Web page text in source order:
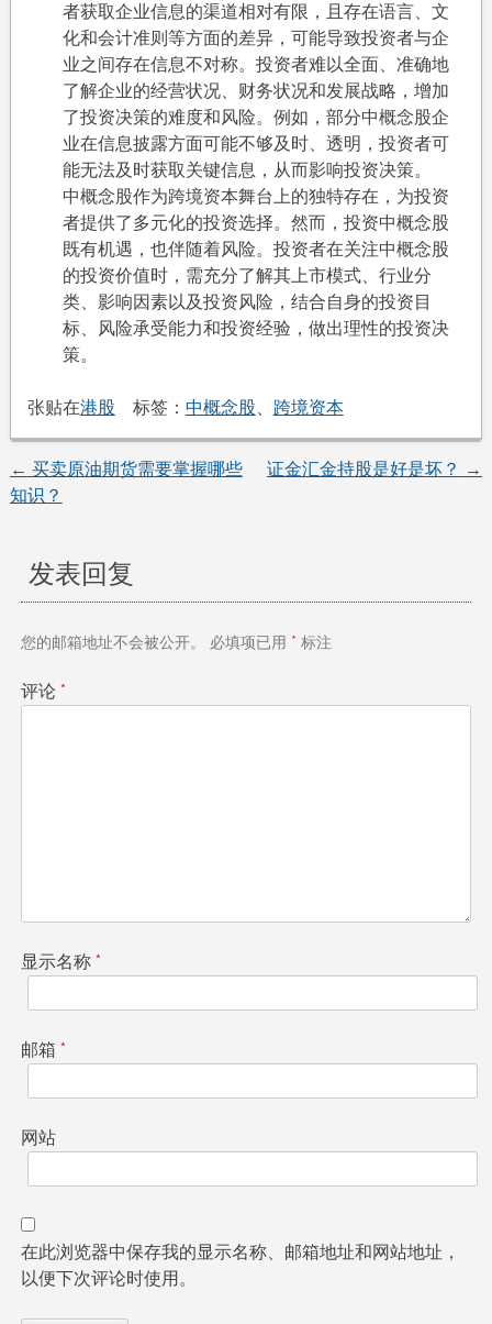
者获取企业信息的渠道相对有限，且存在语言、文
化和会计准则等方面的差异，可能导致投资者与企
业之间存在信息不对称。投资者难以全面、准确地
了解企业的经营状况、财务状况和发展战略，增加
了投资决策的难度和风险。例如，部分中概念股企
业在信息披露方面可能不够及时、透明，投资者可
能无法及时获取关键信息，从而影响投资决策。
中概念股作为跨境资本舞台上的独特存在，为投资
者提供了多元化的投资选择。然而，投资中概念股
既有机遇，也伴随着风险。投资者在关注中概念股
的投资价值时，需充分了解其上市模式、行业分
类、影响因素以及投资风险，结合自身的投资目
标、风险承受能力和投资经验，做出理性的投资决
策。
张贴在港股 标签： 中概念股、 跨境资本
文
导
航
← 买卖原油期货需要掌握哪些
知识？
证金汇金持股是好是坏？ →
发表回复
您的邮箱地址不会被公开。 必填项已用 * 标注
评论 *
显示名称 *
邮箱 *
网站
在此浏览器中保存我的显示名称、邮箱地址和网站地址，
以便下次评论时使用。